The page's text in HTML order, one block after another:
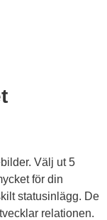
Välj ut 5
för din
statusinlägg. De
relationen.